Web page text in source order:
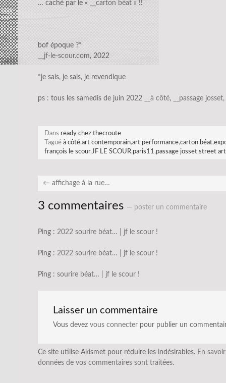
… caché par le «
__carton béat » !!
bof époque ?*
__jf-le-scour.com, 2022
*je sais, je sais, je revendique
ps : tous les samedis de juin 2022 __à côté, __passage josset,
Dans ready chez thecroute
Tagué à côté,art contemporain,art performance,carton béat,
françois le scour,JF LE SCOUR,paris11,passage josset,street art
← affichage à la rue…
3 commentaires — poster un commentaire
Ping : 2022 sourire béat… | jf le scour !
Ping : 2022 sourire béat… | jf le scour !
Ping : sourire béat… | jf le scour !
Laisser un commentaire
Vous devez vous connecter pour publier un
Ce site utilise Akismet pour réduire les indésirables. En
données de vos commentaires sont traitées.